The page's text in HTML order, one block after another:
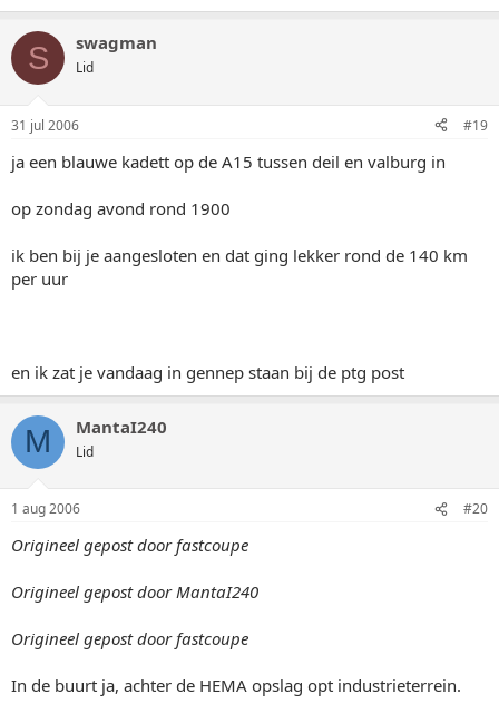
S swagman
Lid
31 jul 2006 #19
ja een blauwe kadett op de A15 tussen deil en valburg in
op zondag avond rond 1900
ik ben bij je aangesloten en dat ging lekker rond de 140 km
per uur
en ik zat je vandaag in gennep staan bij de ptg post
M MantaI240
Lid
1 aug 2006 #20
Origineel gepost door fastcoupe
Origineel gepost door MantaI240
Origineel gepost door fastcoupe
In de buurt ja, achter de HEMA opslag opt industrieterrein.